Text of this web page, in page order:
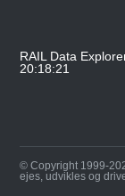
RAIL Data
20:18:21
© Copyright 1999-
ejes, udvikles og